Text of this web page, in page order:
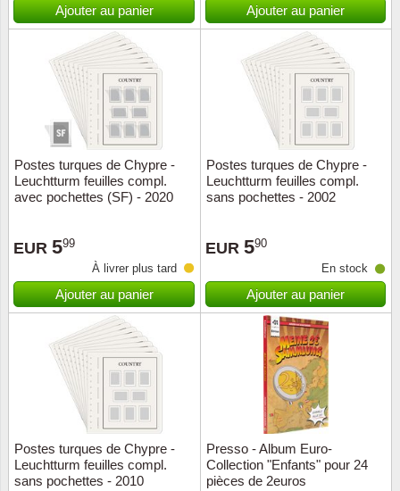
Ajouter au panier Ajouter au panier
Postes turques de Chypre -
Leuchtturm feuilles compl.
avec pochettes (SF) - 2020
EUR 599
À livrer plus tard
Ajouter au panier
Postes turques de Chypre -
Leuchtturm feuilles compl.
sans pochettes - 2002
EUR 590
En stock
Ajouter au panier
Postes turques de Chypre -
Leuchtturm feuilles compl.
sans pochettes - 2010
Presso - Album Euro-
Collection "Enfants" pour 24
pièces de 2euros